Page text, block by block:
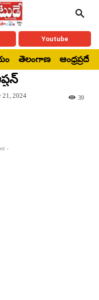
Youtube
తెలంగాణ ఆంధ్రప్రదేశ్
21, 2024 39
-